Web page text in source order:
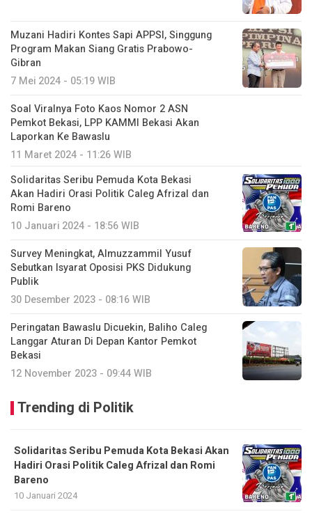
Muzani Hadiri Kontes Sapi APPSI, Singgung
Program Makan Siang Gratis Prabowo-
Gibran
7 Mei 2024 - 05:19 WIB
Soal Viralnya Foto Kaos Nomor 2 ASN
Pemkot Bekasi, LPP KAMMI Bekasi Akan
Laporkan Ke Bawaslu
11 Maret 2024 - 11:26 WIB
Solidaritas Seribu Pemuda Kota Bekasi
Akan Hadiri Orasi Politik Caleg Afrizal dan
Romi Bareno
10 Januari 2024 - 18:56 WIB
Survey Meningkat, Almuzzammil Yusuf
Sebutkan Isyarat Oposisi PKS Didukung
Publik
30 Desember 2023 - 08:16 WIB
Peringatan Bawaslu Dicuekin, Baliho Caleg
Langgar Aturan Di Depan Kantor Pemkot
Bekasi
12 November 2023 - 09:44 WIB
Trending di Politik
Solidaritas Seribu Pemuda Kota Bekasi Akan
Hadiri Orasi Politik Caleg Afrizal dan Romi
Bareno
10 Januari 2024